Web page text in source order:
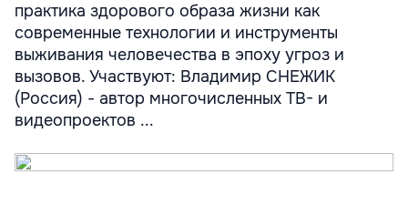
практика здорового образа жизни как
современные технологии и инструменты
выживания человечества в эпоху угроз и
вызовов. Участвуют: Владимир СНЕЖИК
(Россия) - автор многочисленных ТВ- и
видеопроектов ...